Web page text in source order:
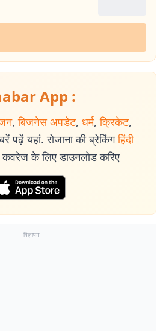
App :
, बिजनेस अपडेट, धर्म, क्रिकेट,
पढ़ें यहां. रोजाना की ब्रेकिंग हिंदी
के लिए डाउनलोड करिए
विज्ञापन